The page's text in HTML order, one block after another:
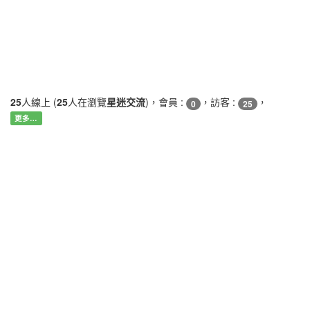
25人線上 (25人在瀏覽星迷交流)，會員 : 0 ，訪客 : 25 ，
更多…